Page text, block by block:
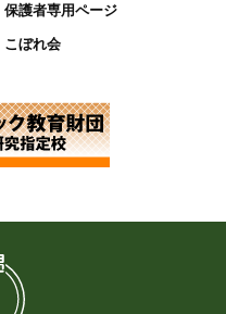
保護者専用ページ
こぼれ会